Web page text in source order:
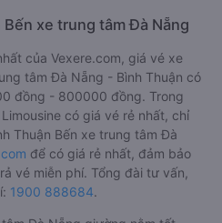
xe trung tâm Đà Nẵng
của Vexere.com, giá vé xe
tâm Đà Nẵng - Bình Thuận có
đồng - 800000 đồng. Trong
có giá vé rẻ nhất, chỉ
Thuận Bến xe trung tâm Đà
để có giá rẻ nhất, đảm bảo
vé miễn phí. Tổng đài tư vấn,
1900 888684.